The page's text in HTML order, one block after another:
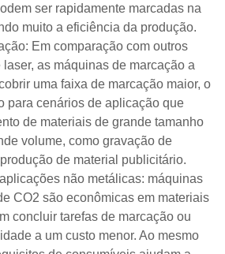
ser rapidamente marcadas na
muito a eficiência da produção.
Em comparação com outros
as máquinas de marcação a
uma faixa de marcação maior, o
para cenários de aplicação que
de materiais de grande tamanho
volume, como gravação de
de material publicitário.
não metálicas: máquinas
CO2 são econômicas em materiais
concluir tarefas de marcação ou
a um custo menor. Ao mesmo